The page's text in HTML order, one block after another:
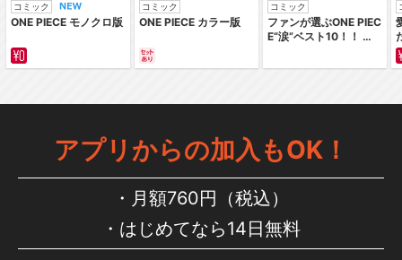
蒼穹/angela
コミック
ONE PIECE モノクロ版
コミック
ONE PIECE カラー版
コミック
ファンが選ぶONE PIEC
E“涙”ベスト10！！ ～
編～ カラー版
アプリからの加入もOK！
月額760円（税込）
はじめてなら14日無料